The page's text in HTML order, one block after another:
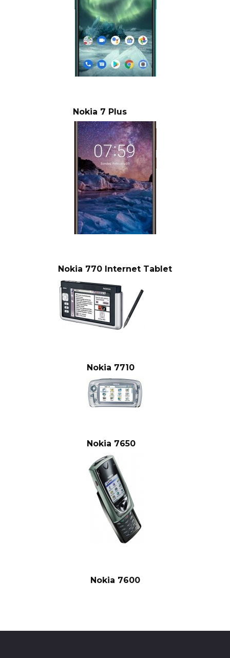
Nokia 7 Plus
Nokia 770 Internet Tablet
Nokia 7710
Nokia 7650
Nokia 7600